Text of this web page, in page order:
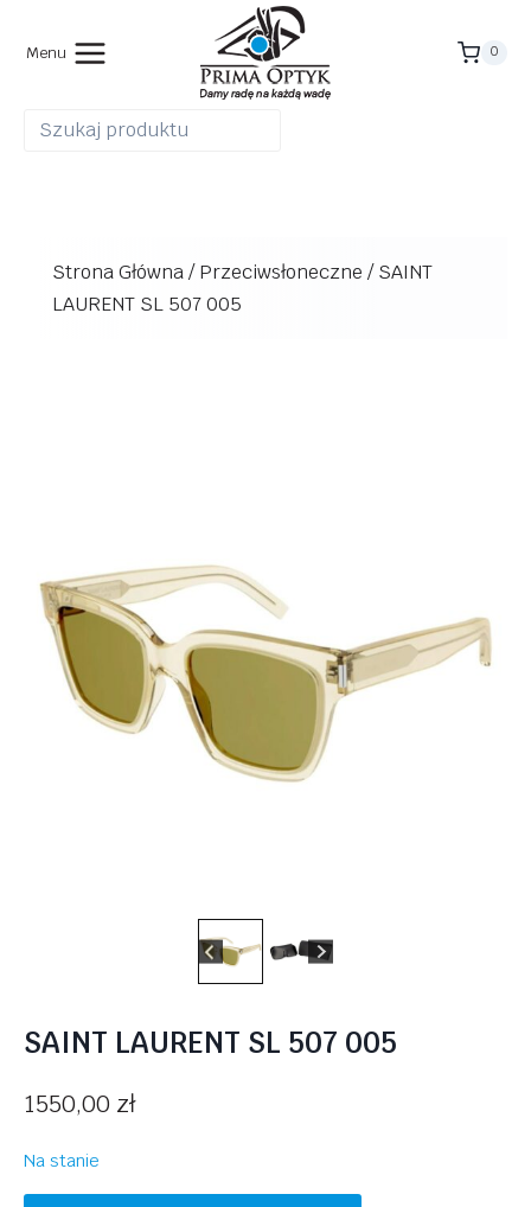
Menu 0
Strona Główna/Przeciwsłoneczne /SAINT
LAURENT SL 507 005
SAINT LAURENT SL 507 005
1550,00 zł
Na stanie